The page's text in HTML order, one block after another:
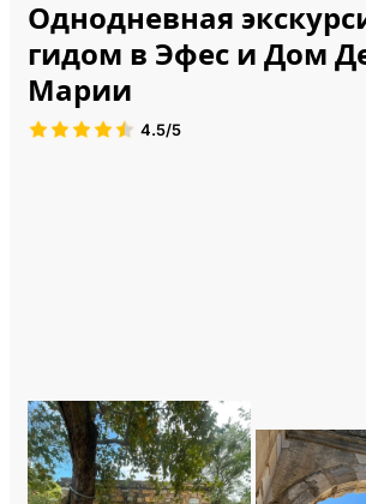
Однодневная
гидом в Эфес и Дом
Марии
4.5/5